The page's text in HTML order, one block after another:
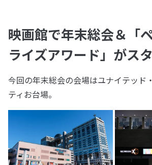
映画館で年末総会＆「
ライズアワード」がス
今回の年末総会の会場はユナイテッド
ティお台場。